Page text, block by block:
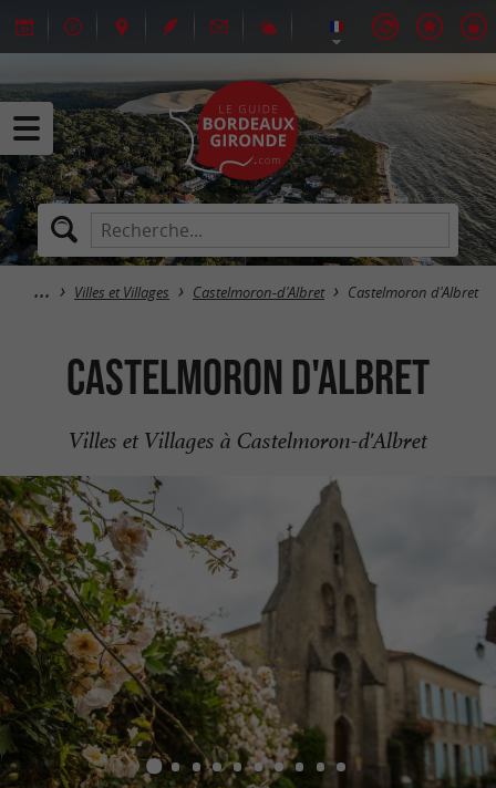
Villes et Villages Castelmoron-d'Albret Castelmoron d'Albret
Castelmoron d'Albret
Villes et Villages à Castelmoron-d'Albret